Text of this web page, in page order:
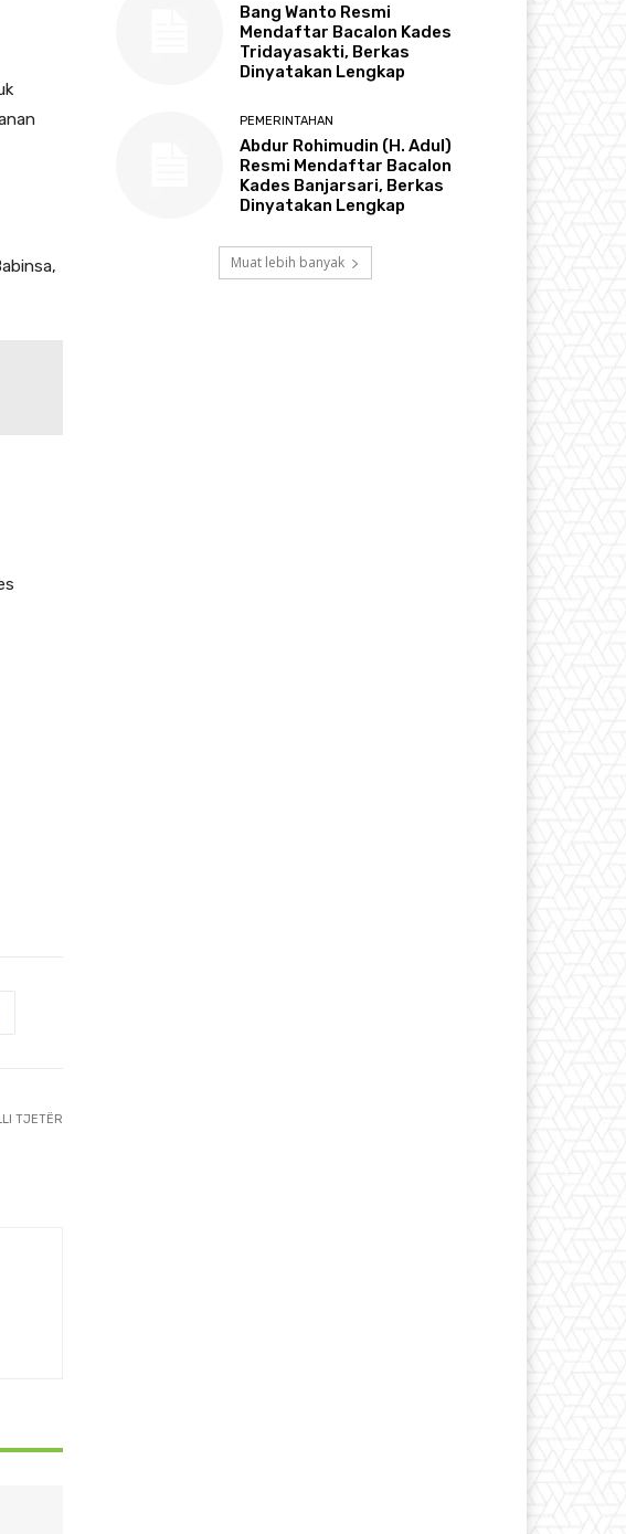
TJETËR
Bang Wanto Resmi
Mendaftar Bacalon Kades
Tridayasakti, Berkas
Dinyatakan Lengkap
PEMERINTAHAN
Abdur Rohimudin (H. Adul)
Resmi Mendaftar Bacalon
Kades Banjarsari, Berkas
Dinyatakan Lengkap
Muat lebih banyak